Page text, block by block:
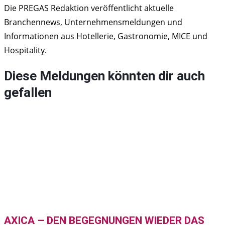
Die PREGAS Redaktion veröffentlicht aktuelle
Branchennews, Unternehmensmeldungen und
Informationen aus Hotellerie, Gastronomie, MICE und
Hospitality.
Diese Meldungen könnten dir auch
gefallen
AXICA – DEN BEGEGNUNGEN WIEDER DAS